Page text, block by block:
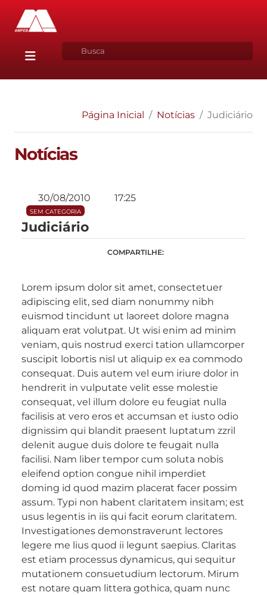
Página Inicial Notícias Judiciário
Notícias
30/08/2010 17:25
SEM CATEGORIA
Judiciário
COMPARTILHE:
Lorem ipsum dolor sit amet, consectetuer
adipiscing elit, sed diam nonummy nibh
euismod tincidunt ut laoreet dolore magna
aliquam erat volutpat. Ut wisi enim ad minim
veniam, quis nostrud exerci tation ullamcorper
suscipit lobortis nisl ut aliquip ex ea commodo
consequat. Duis autem vel eum iriure dolor in
hendrerit in vulputate velit esse molestie
consequat, vel illum dolore eu feugiat nulla
facilisis at vero eros et accumsan et iusto odio
dignissim qui blandit praesent luptatum zzril
delenit augue duis dolore te feugait nulla
facilisi. Nam liber tempor cum soluta nobis
eleifend option congue nihil imperdiet
doming id quod mazim placerat facer possim
assum. Typi non habent claritatem insitam; est
usus legentis in iis qui facit eorum claritatem.
Investigationes demonstraverunt lectores
legere me lius quod ii legunt saepius. Claritas
est etiam processus dynamicus, qui sequitur
mutationem consuetudium lectorum. Mirum
est notare quam littera gothica, quam nunc